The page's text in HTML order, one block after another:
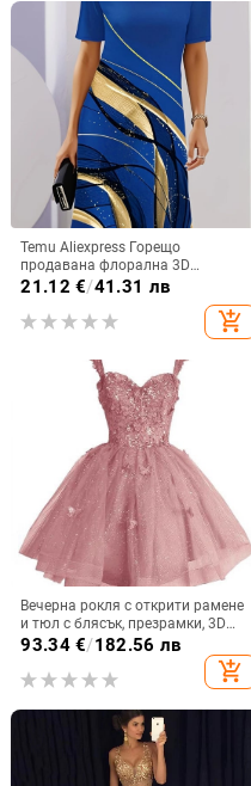
Temu Aliexpress Горещо
продавана флорална 3D
дигитален печат модна
ежедневна широка дамска рокля
с кръгло деколте
21.12 €/41.31 лв
add_shopping_cart
Вечерна рокля с открити рамене
и тюл с блясък, презрамки, 3D
мотив пеперуда и пайети, без
ръкави, талия средна, полиестер
93.34€/182.56 лв
add_shopping_cart